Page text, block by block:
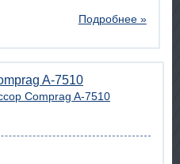
Подробнее »
A-7510